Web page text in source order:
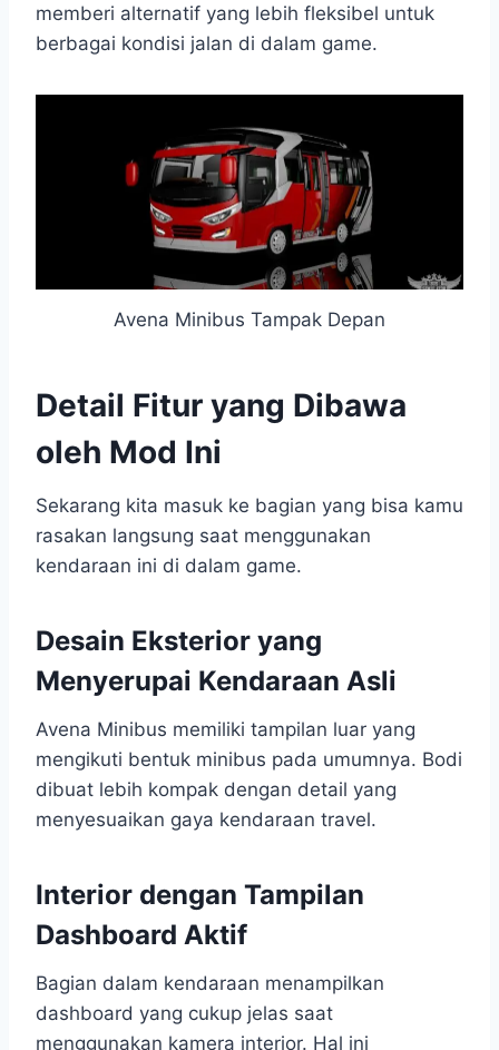
memberi alternatif yang lebih fleksibel untuk
berbagai kondisi jalan di dalam game.
Avena Minibus Tampak Depan
Detail Fitur yang Dibawa
oleh Mod Ini
Sekarang kita masuk ke bagian yang bisa kamu
rasakan langsung saat menggunakan
kendaraan ini di dalam game.
Desain Eksterior yang
Menyerupai Kendaraan Asli
Avena Minibus memiliki tampilan luar yang
mengikuti bentuk minibus pada umumnya. Bodi
dibuat lebih kompak dengan detail yang
menyesuaikan gaya kendaraan travel.
Interior dengan Tampilan
Dashboard Aktif
Bagian dalam kendaraan menampilkan
dashboard yang cukup jelas saat
menggunakan kamera interior. Hal ini